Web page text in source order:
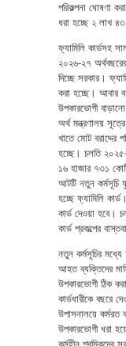
পরিকল্পনা ঘোষণা
ধরা হচ্ছে ২ লাখ
ফ্যামিলি কার্ডসহ
২০২৬-২৭
দিচ্ছে সরকার।
করা হচ্ছে। আবার
উপকারভোগী
অর্থ মন্ত্রণালয়
খাতে মোট বরাদ্দের
হচ্ছে। চলতি ২০২৫-
১৬ হাজার ৭৩১
আটটি নতুন
হচ্ছে ফ্যামিলি
কার্ড দেওয়া হবে।
কার্ড প্রকল্পের
নতুন কর্মসূচির
আহত ব্যক্তিদের
উপকারভোগী ঠিক
কার্ডধারীকে বছরে
উপাসনালয়ে কর্মরত
উপকারভোগী ধরা